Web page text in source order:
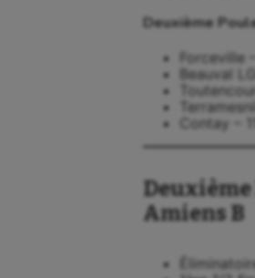
Deuxième
Forceville
Beauval
Contay –
Amiens B